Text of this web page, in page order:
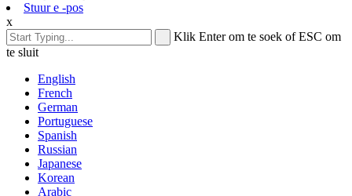
Stuur e -pos
x
Klik Enter om te soek of ESC om
te sluit
English
French
German
Portuguese
Spanish
Russian
Japanese
Korean
Arabic